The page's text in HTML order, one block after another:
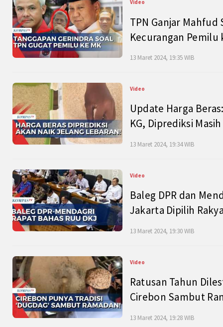
Video
TPN Ganjar Mahfud
Kecurangan Pemilu
13 Maret 2024, 19:35 WIB
Video
Update Harga
KG, Diprediksi
13 Maret 2024, 19:34 WIB
Video
Baleg DPR dan
Jakarta Dipilih
13 Maret 2024, 19:30 WIB
Video
Ratusan Tahun
Cirebon Sambut
13 Maret 2024, 19:28 WIB